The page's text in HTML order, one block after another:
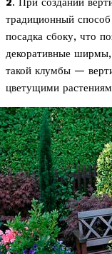
традиционный
посадка сбоку, что
декоративные
такой клумбы —
цветущими